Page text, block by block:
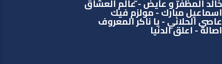
خالد المظفر و عايض - عالم العشاق
اسماعيل مبارك - مولزم فيك
عاصي الحلاني - يا ناكر المعروف
اصالة - اعلق الدنيا